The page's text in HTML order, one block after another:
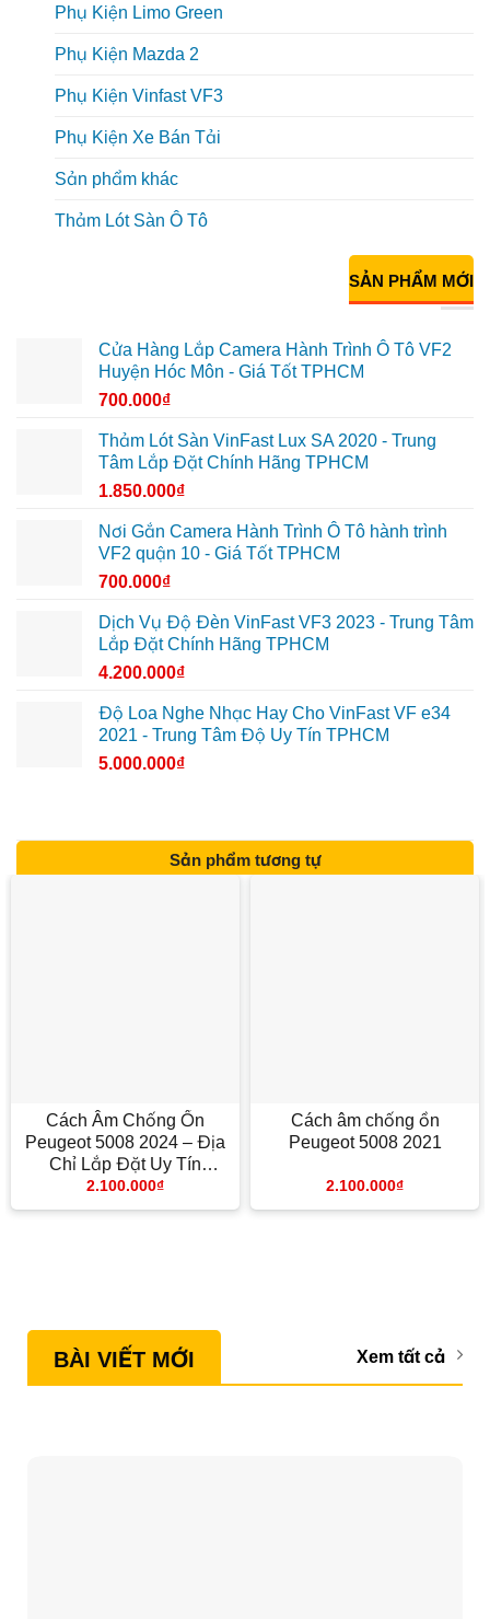
Phụ Kiện Limo Green
Phụ Kiện Mazda 2
Phụ Kiện Vinfast VF3
Phụ Kiện Xe Bán Tải
Sản phẩm khác
Thảm Lót Sàn Ô Tô
SẢN PHẨM MỚI
Cửa Hàng Lắp Camera Hành Trình Ô Tô VF2
Huyện Hóc Môn - Giá Tốt TPHCM
700.000₫
Thảm Lót Sàn VinFast Lux SA 2020 - Trung
Tâm Lắp Đặt Chính Hãng TPHCM
1.850.000₫
Nơi Gắn Camera Hành Trình Ô Tô hành trình
VF2 quận 10 - Giá Tốt TPHCM
700.000₫
Dịch Vụ Độ Đèn VinFast VF3 2023 - Trung Tâm
Lắp Đặt Chính Hãng TPHCM
4.200.000₫
Độ Loa Nghe Nhạc Hay Cho VinFast VF e34
2021 - Trung Tâm Độ Uy Tín TPHCM
5.000.000₫
Sản phẩm tương tự
Cách Âm Chống Ồn
Peugeot 5008 2024 – Địa
Chỉ Lắp Đặt Uy Tín
TPHCM
2.100.000₫
Cách âm chống ồn
Peugeot 5008 2021
2.100.000₫
BÀI VIẾT MỚI Xem tất cả